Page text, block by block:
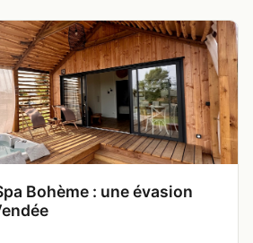
Bohème : une évasion